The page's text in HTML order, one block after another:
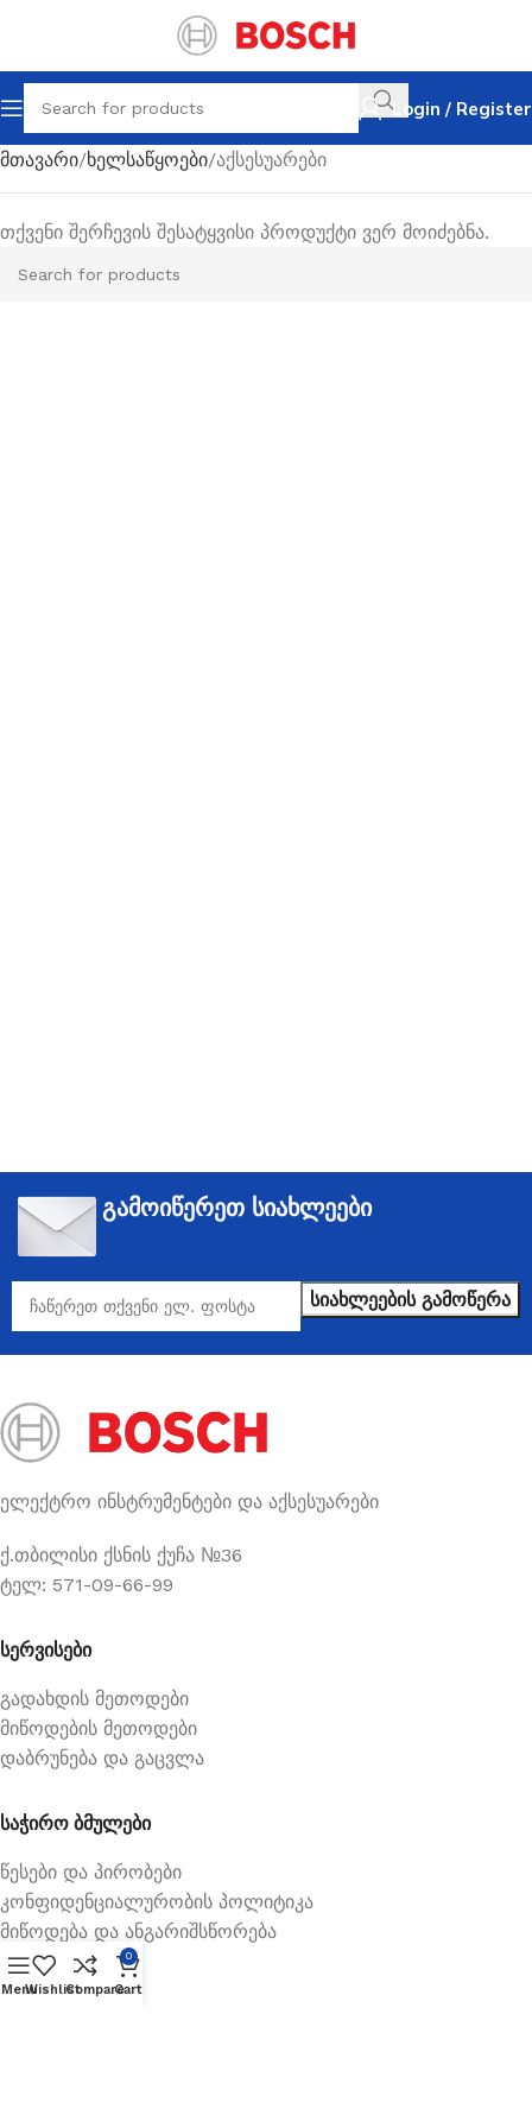
Login / Register
მთავარი ხელსაწყოები აქსესუარები
თქვენი შერჩევის შესატყვისი პროდუქტი ვერ მოიძებნა.
გამოიწერეთ სიახლეები
ელექტრო ინსტრუმენტები და აქსესუარები
ქ.თბილისი ქსნის ქუჩა №36
ტელ: 571-09-66-99
სერვისები
გადახდის მეთოდები
მიწოდების მეთოდები
დაბრუნება და გაცვლა
საჭირო ბმულები
წესები და პირობები
კონფიდენციალურობის პოლიტიკა
მიწოდება და ანგარიშსწორება
MenuWishlistCompare
0
Cart